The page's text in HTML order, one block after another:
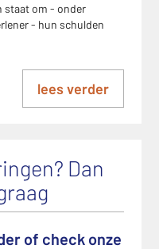
staat om - onder
- hun schulden
lees verder
Dan
of check onze